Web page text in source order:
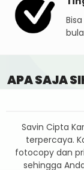
APA SAJA
Savin Cipta
terpercaya.
fotocopy dan
sehingga